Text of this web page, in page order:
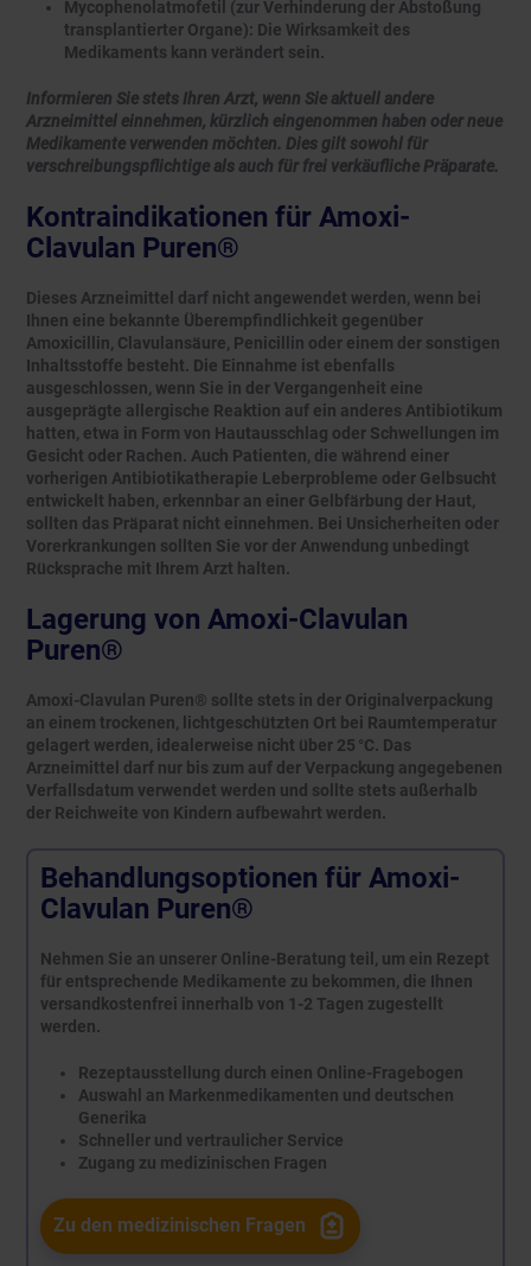
Mycophenolatmofetil (zur Verhinderung der Abstoßung
transplantierter Organe): Die Wirksamkeit des
Medikaments kann verändert sein.
Informieren Sie stets Ihren Arzt, wenn Sie aktuell andere
Arzneimittel einnehmen, kürzlich eingenommen haben oder neue
Medikamente verwenden möchten. Dies gilt sowohl für
verschreibungspflichtige als auch für frei verkäufliche Präparate.
Kontraindikationen für Amoxi-
Clavulan Puren®
Dieses Arzneimittel darf nicht angewendet werden, wenn bei
Ihnen eine bekannte Überempfindlichkeit gegenüber
Amoxicillin, Clavulansäure, Penicillin oder einem der sonstigen
Inhaltsstoffe besteht. Die Einnahme ist ebenfalls
ausgeschlossen, wenn Sie in der Vergangenheit eine
ausgeprägte allergische Reaktion auf ein anderes Antibiotikum
hatten, etwa in Form von Hautausschlag oder Schwellungen im
Gesicht oder Rachen. Auch Patienten, die während einer
vorherigen Antibiotikatherapie Leberprobleme oder Gelbsucht
entwickelt haben, erkennbar an einer Gelbfärbung der Haut,
sollten das Präparat nicht einnehmen. Bei Unsicherheiten oder
Vorerkrankungen sollten Sie vor der Anwendung unbedingt
Rücksprache mit Ihrem Arzt halten.
Lagerung von Amoxi-Clavulan
Puren®
Amoxi-Clavulan Puren® sollte stets in der Originalverpackung
an einem trockenen, lichtgeschützten Ort bei Raumtemperatur
gelagert werden, idealerweise nicht über 25 °C. Das
Arzneimittel darf nur bis zum auf der Verpackung angegebenen
Verfallsdatum verwendet werden und sollte stets außerhalb
der Reichweite von Kindern aufbewahrt werden.
Behandlungsoptionen für Amoxi-
Clavulan Puren®
Nehmen Sie an unserer Online-Beratung teil, um ein Rezept
für entsprechende Medikamente zu bekommen, die Ihnen
versandkostenfrei innerhalb von 1-2 Tagen zugestellt
werden.
Rezeptausstellung durch einen Online-Fragebogen
Auswahl an Markenmedikamenten und deutschen
Generika
Schneller und vertraulicher Service
Zugang zu medizinischen Fragen
Zu den medizinischen Fragen